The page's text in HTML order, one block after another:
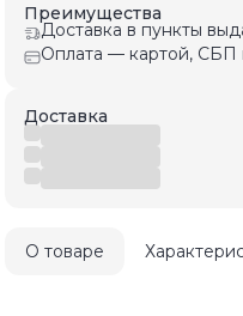
Преимущества
Доставка в пункты
Оплата — картой, СБП
Доставка
О товаре